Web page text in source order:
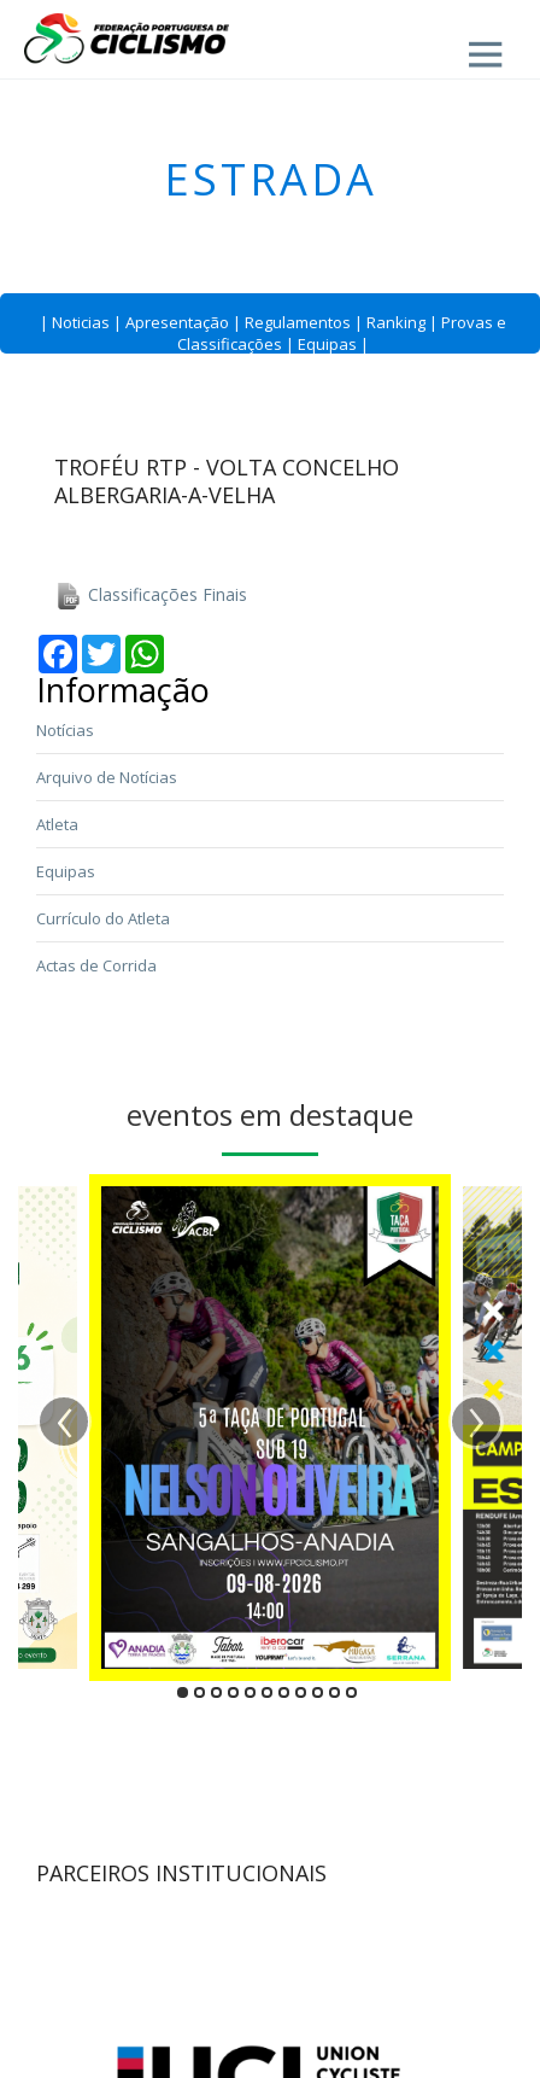
Close
ESTRADA
| Noticias | Apresentação | Regulamentos | Ranking | Provas e
Classificações | Equipas |
TROFÉU RTP - VOLTA CONCELHO
ALBERGARIA-A-VELHA
Classificações Finais
Facebook
Twitter
Informação
Notícias
Arquivo de Notícias
Atleta
Equipas
Currículo do Atleta
Actas de Corrida
eventos em destaque
‹ ›
PARCEIROS INSTITUCIONAIS